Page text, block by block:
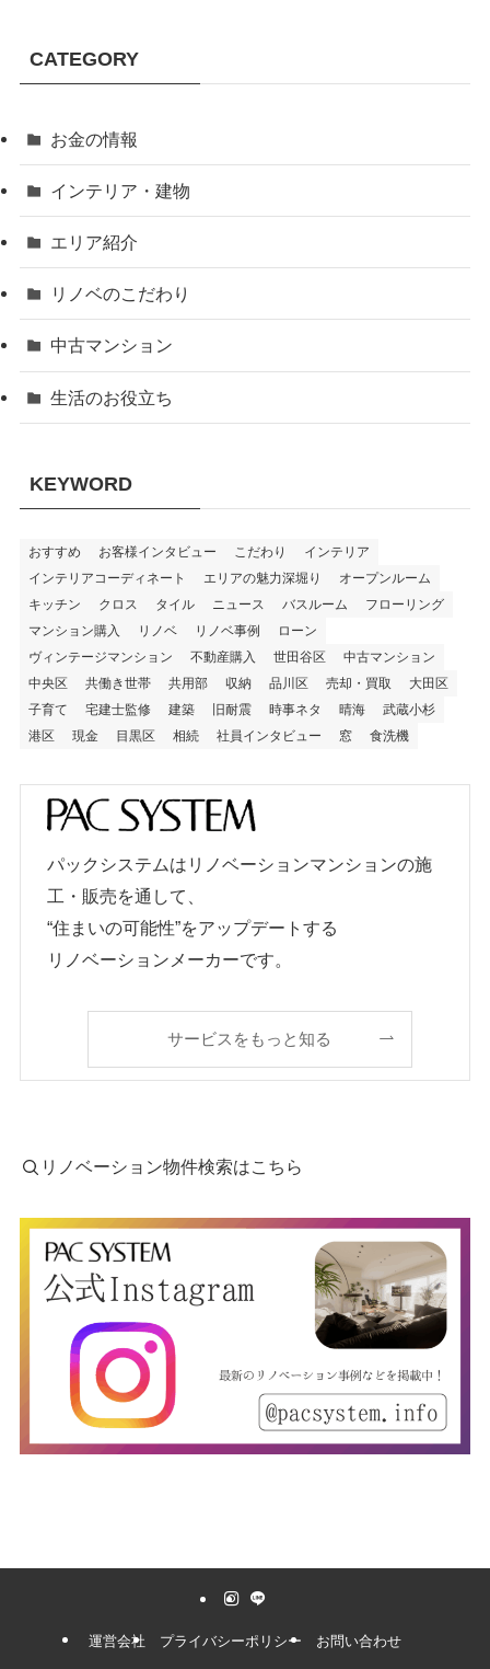
CATEGORY
お金の情報
インテリア・建物
エリア紹介
リノベのこだわり
中古マンション
生活のお役立ち
KEYWORD
おすすめ お客様インタビュー こだわり
インテリア
インテリアコーディネート
エリアの魅力深堀り
オープンルーム
キッチン
クロス タイル ニュース バスルーム
フローリング
マンション購入
リノベ リノベ事例
ローン
ヴィンテージマンション
不動産購入 世田谷区
中古マンション
中央区
共働き世帯 共用部 収納 品川区 売却・買取
大田区
子育て
宅建士監修 建築 旧耐震 時事ネタ 晴海
武蔵小杉
港区
現金 目黒区 相続 社員インタビュー 窓 食洗機
パックシステムはリノベーションマンションの施
工・販売を通して、
“住まいの可能性”をアップデートする
リノベーションメーカーです。
サービスをもっと知る
リノベーション物件検索はこちら
運営会社 プライバシーポリシー お問い合わせ